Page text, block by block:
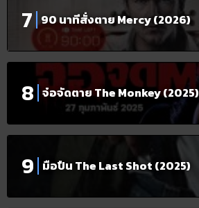
90 นาทีสั่งตาย Mercy (2026)
จ๋อจัดตาย The Monkey (2025)
มือปืน The Last Shot (2025)